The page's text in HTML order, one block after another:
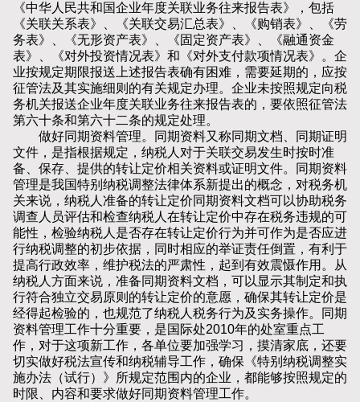
《中华人民共和国企业年度关联业务往来报告表》，包括
《关联关系表》、《关联交易汇总表》、《购销表》、《劳
务表》、《无形资产表》、《固定资产表》、《融通资金
表》、《对外投资情况表》和《对外支付款项情况表》。企
业按规定期限报送上述报告表确有困难，需要延期的，应按
征管法及其实施细则的有关规定办理。企业未按照规定向税
务机关报送企业年度关联业务往来报告表的，要依照征管法
第六十条和第六十二条的规定处理。
做好同期资料管理。同期资料又称同期文档、同期证明
文件，是指根据规定，纳税人对于关联交易发生时按时准
备、保存、提供的转让定价相关资料或证明文件。同期资料
管理是我国特别纳税调整法律体系新提出的概念，对税务机
关来说，纳税人准备的转让定价同期资料文档可以协助税务
调查人员评估和检查纳税人在转让定价中存在税务违规的可
能性，检验纳税人是否存在转让定价行为并可作为是否应进
行纳税调整的初步依据，同时相应的举证责任倒置，有利于
提高行政效率，维护税法的严肃性，起到有效震慑作用。从
纳税人方面来说，准备同期资料文档，可以显示其制定和执
行符合独立交易原则的转让定价的意愿，确保其转让定价是
经得起检验的，也规范了纳税人税务行为及实务操作。同期
资料管理工作十分重要，是国际处2010年的处室重点工
作，对于这项新工作，各单位要加强学习，摸清家底，还要
切实做好税法宣传和纳税辅导工作，确保《特别纳税调整实
施办法（试行）》所规定范围内的企业，都能够按照规定的
时限、内容和要求做好同期资料管理工作。